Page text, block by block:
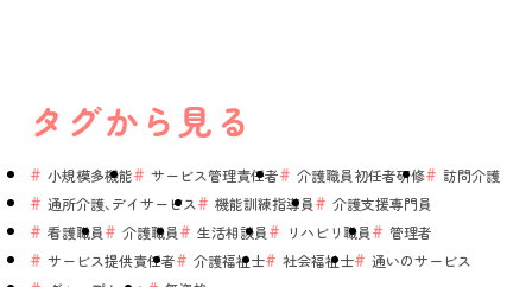
タグから見る
小規模多機能 サービス管理責任者 介護職員初任者研修
訪問介護
通所介護、デイサービス
機能訓練指導員
介護支援専門員
看護職員
介護職員 生活相談員 リハビリ職員
管理者
サービス提供責任者
介護福祉士 社会福祉士
通いのサービス